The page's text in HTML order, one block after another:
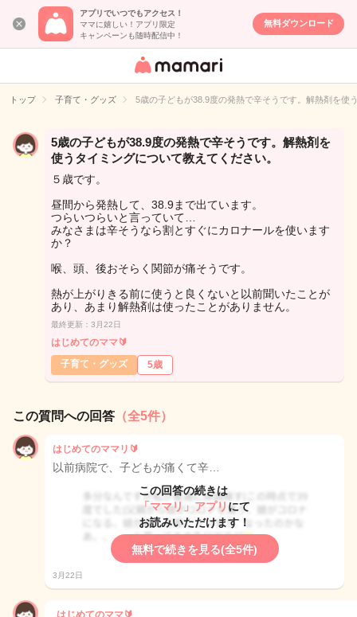
アプリでいつでもアクセス！
ママに嬉しい！アプリ限定
キャンペーンも随時配信中！
無料ダウンロード
女性専用匿名QA
イト
トップ 子育て・グッズ 5歳の子どもが38.9度の発熱で辛そうです。解熱剤を使
5歳の子どもが38.9度の発熱で辛そうです。解熱剤を
使うタイミングについて教えてください。
５歳です。
昼間から発熱して、38.9まで出ています。
つらいつらいと言っていて…
みなさまは辛そうなら割とすぐにカロナールを使います
か？
喉、頭、後おそらく関節が痛そうです。
熱が上がりきる前に使うと良くないと以前聞いたことが
あり、あまり解熱剤は使ったことがありません。
最終更新：3月22日
はじめてのママ🔰
子育て・グッズ
5歳
この質問への回答 （全5件）
はじめてのママリ🔰
以前病院で、子どもが痛くて辛…
この回答の続きは
「ママリ」アプリ にて
お読みいただけます！
無料で続きを見る(全5件)
3月22日
はじめてのママ🔰